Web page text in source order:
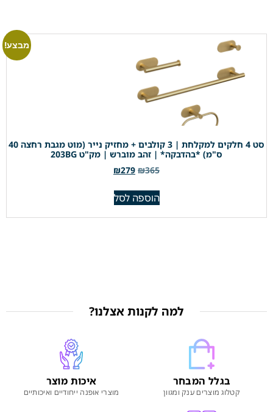
מבצע!
סט 4 חלקים למקלחת | 3 קולבים + מחזיק נייר (מוט מגבת רחצה 40
ס"מ) *בהדבקה* | זהב מוברש | מק"ט 203BG
₪365
₪279
הוספה לסל
למה לקנות אצלנו?
בגלל המבחר
קטלוג מוצרים ענק ומגוון
איכות מוצר
מוצרי אופנה ייחודיים ואיכותיים